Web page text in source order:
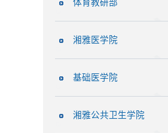
体育教研部
湘雅医学院
基础医学院
湘雅公共卫生学院